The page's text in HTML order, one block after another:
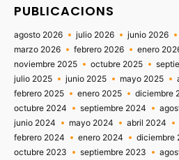
PUBLICACIONS
agosto 2026 julio 2026 junio 2026
marzo 2026
febrero 2026 enero
noviembre 2025
octubre 2025
julio 2025
junio 2025 mayo 2025
febrero 2025
enero 2025 diciembre
octubre 2024
septiembre 2024
junio 2024
mayo 2024 abril 2024
febrero 2024
enero 2024 diciembre
octubre 2023
septiembre 2023